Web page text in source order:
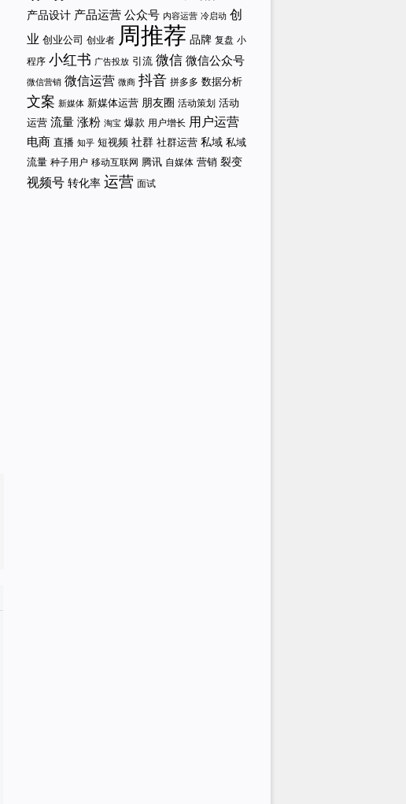
产品设计 产品运营 公众号 内容运营 冷启动 创
业 创业公司 创业者 周推荐 品牌 复盘 小
程序 小红书 广告投放 引流 微信 微信公众号
微信营销 微信运营 微商 抖音 拼多多 数据分析
文案 新媒体 新媒体运营 朋友圈 活动策划 活动
运营 流量 涨粉 淘宝 爆款 用户增长 用户运营
电商 直播 知乎 短视频 社群 社群运营 私域 私域
流量 种子用户 移动互联网 腾讯 自媒体 营销 裂变
视频号 转化率 运营 面试